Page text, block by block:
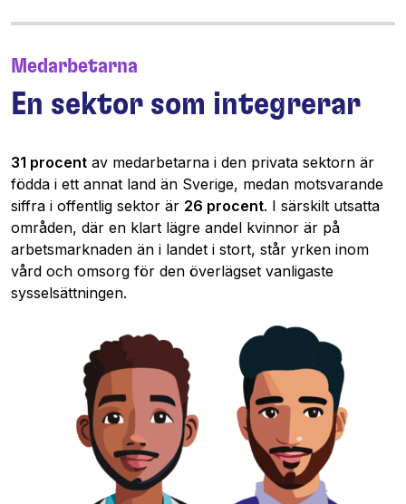
Medarbetarna
En sektor som integrerar
31 procent av medarbetarna i den privata sektorn är
födda i ett annat land än Sverige, medan motsvarande
siffra i offentlig sektor är 26 procent. I särskilt utsatta
områden, där en klart lägre andel kvinnor är på
arbetsmarknaden än i landet i stort, står yrken inom
vård och omsorg för den överlägset vanligaste
sysselsättningen.